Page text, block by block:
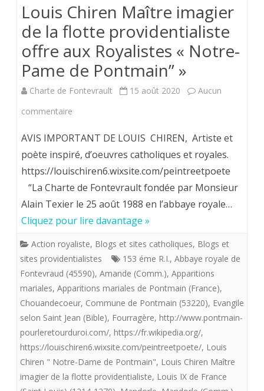
certaine”
reine
Louis Chiren Maître imagier
de la flotte providentialiste
offre aux Royalistes « Notre-
Pame de Pontmain” »
Charte de Fontevrault 15 août 2020
Aucun
commentaire
Chiren
Maître
imagier
flotte
providentialiste
aux
Royalistes
«
Notre-
AVIS IMPORTANT DE LOUIS CHIREN, Artiste et
poète inspiré, d’oeuvres catholiques et royales.
https://louischiren6.wixsite.com/peintreetpoete
“La Charte de Fontevrault fondée par Monsieur
Alain Texier le 25 août 1988 en l’abbaye royale…
Cliquez pour lire davantage »
Action royaliste, Blogs et sites catholiques, Blogs et
sites providentialistes
153 éme R.I., Abbaye royale de
Fontevraud (45590), Amande (Comm.), Apparitions
mariales, Apparitions mariales de Pontmain (France),
Chouandecoeur, Commune de Pontmain (53220), Evangile
selon Saint Jean (Bible), Fourragère, http://www.pontmain-
pourleretourduroi.com/, https://fr.wikipedia.org/,
https://louischiren6.wixsite.com/peintreetpoete/, Louis
Chiren " Notre-Dame de Pontmain", Louis Chiren Maître
imagier de la flotte providentialiste, Louis IX de France